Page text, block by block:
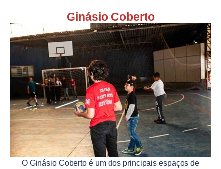
Ginásio Coberto
O Ginásio Coberto é um dos principais espaços de